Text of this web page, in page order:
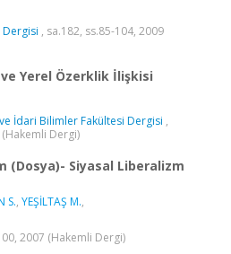
Dergisi , sa.182, ss.85-104, 2009
Yerel Özerklik İlişkisi
İdari Bilimler Fakültesi Dergisi ,
Dergi)
(Dosya)- Siyasal Liberalizm
S., YEŞİLTAŞ M.,
2007 (Hakemli Dergi)